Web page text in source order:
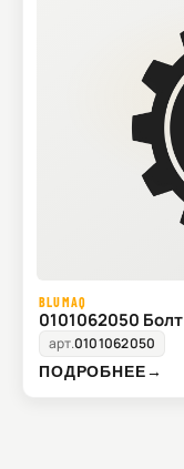
BLUMAQ
0101062050 Болт
арт.0101062050
ПОДРОБНЕЕ→